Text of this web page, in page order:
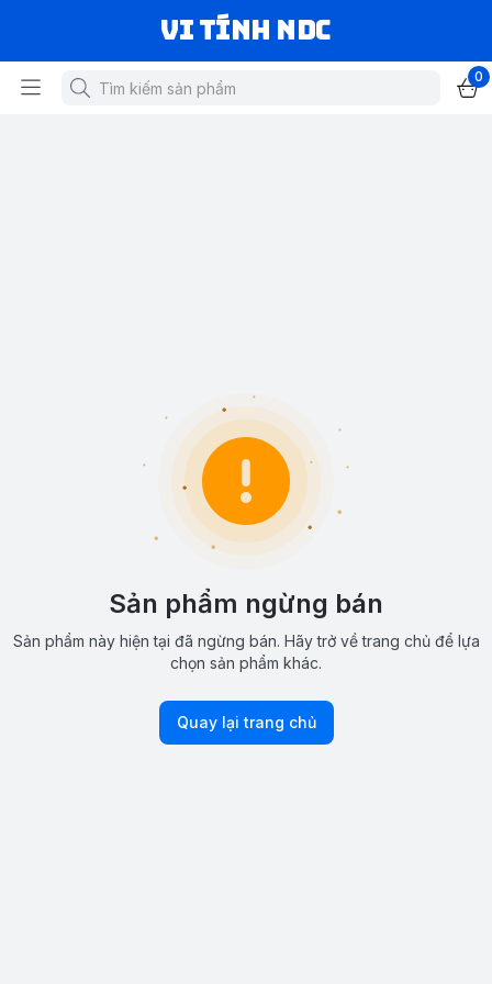
VI TÍNH NDC
0
Sản phẩm ngừng bán
Sản phẩm này hiện tại đã ngừng bán. Hãy trở về trang chủ để lựa
chọn sản phẩm khác.
Quay lại trang chủ